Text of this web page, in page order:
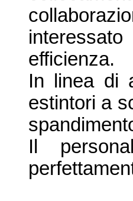
efficienza.
In linea di
estintori a
Il